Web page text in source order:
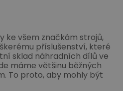
ke všem značkám strojů,
příslušenství, které
sklad náhradních dílů ve
máme většinu běžných
To proto, aby mohly být